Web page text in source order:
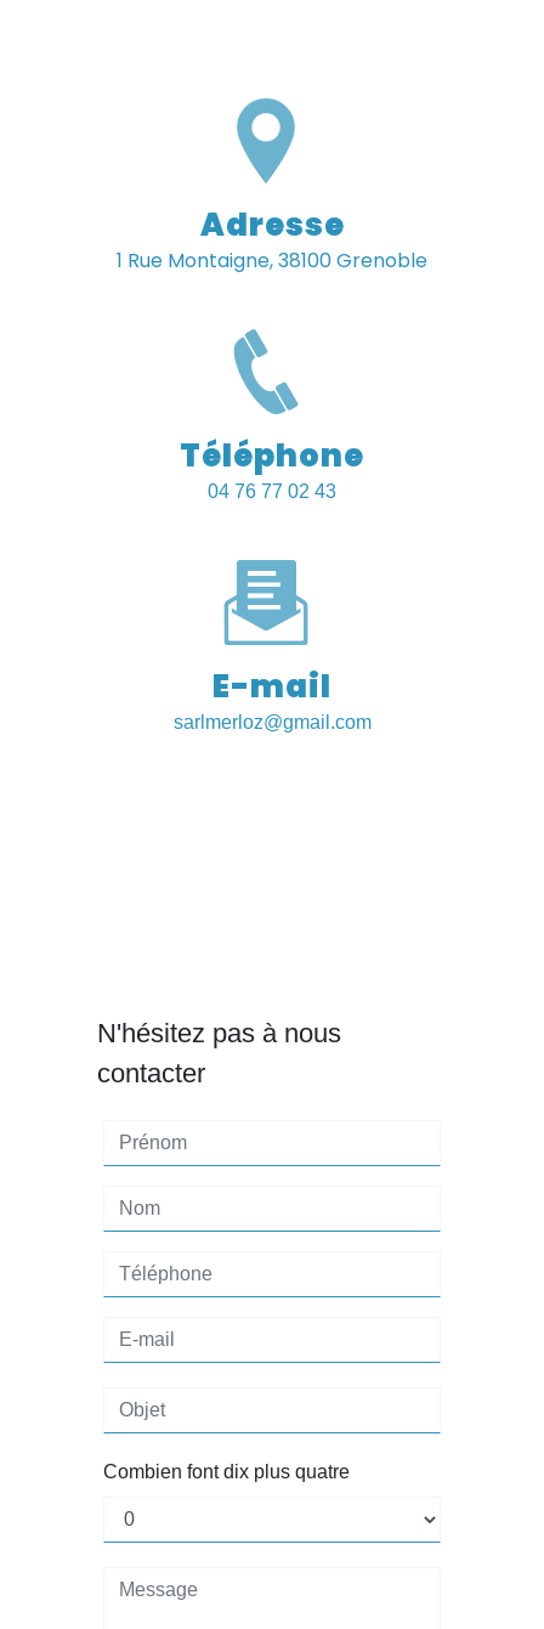
Adresse
1 Rue Montaigne, 38100 Grenoble
Téléphone
04 76 77 02 43
E-mail
sarlmerloz@gmail.com
N'hésitez pas à nous
contacter
Combien font dix plus quatre